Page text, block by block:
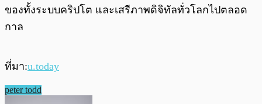
ของทั้งระบบคริปโต และเสรีภาพดิจิทัลทั่วโลกไปตลอด
กาล
ที่มา:u.today
peter todd